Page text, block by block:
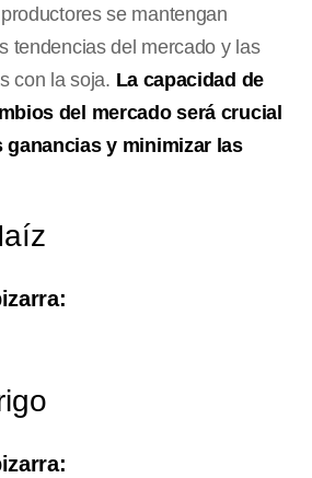
se mantengan
tendencias del mercado y las
con la soja. La capacidad de
del mercado será crucial
ganancias y minimizar las